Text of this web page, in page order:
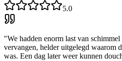
5.0
"We hadden enorm last van
vervangen, helder uitgelegd waarom
was. Een dag later weer kunnen